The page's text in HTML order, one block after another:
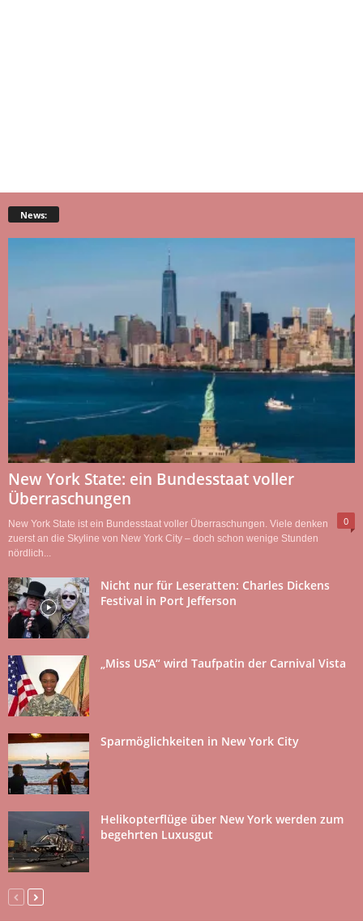
News:
New York State: ein Bundesstaat voller
Überraschungen
0
New York State ist ein Bundesstaat voller Überraschungen. Viele denken
zuerst an die Skyline von New York City – doch schon wenige Stunden
nördlich...
Nicht nur für Leseratten: Charles Dickens
Festival in Port Jefferson
„Miss USA“ wird Taufpatin der Carnival Vista
Sparmöglichkeiten in New York City
Helikopterflüge über New York werden zum
begehrten Luxusgut